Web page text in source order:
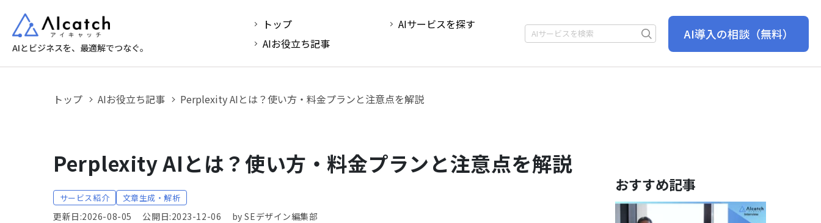
AIとビジネスを、最適解でつなぐ。
トップ
AIサービスを探す
AIお役立ち記事
AI導入の相談（無料）
トップ AIお役立ち記事 Perplexity AIとは？使い方・料金プランと注意点を解説
Perplexity AIとは？使い方・料金プランと注意点を解説
サービス紹介 文章生成・解析
更新日:2026-08-05 公開日:2023-12-06 by SEデザイン編集部
おすすめ記事